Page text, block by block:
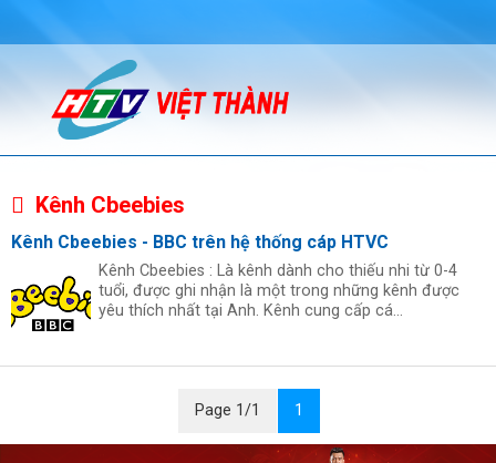
Kênh Cbeebies
Kênh Cbeebies - BBC trên hệ thống cáp HTVC
Kênh Cbeebies : Là kênh dành cho thiếu nhi từ 0-4
tuổi, được ghi nhận là một trong những kênh được
yêu thích nhất tại Anh. Kênh cung cấp cá...
Page 1/1 1